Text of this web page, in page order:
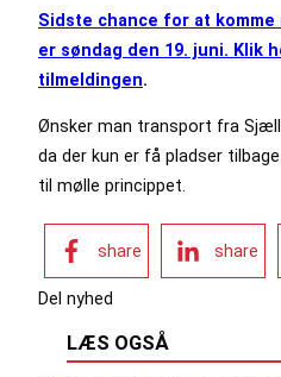
Sidste chance for at komme
er søndag den 19. juni. Klik
tilmeldingen.
Ønsker man transport fra
da der kun er få pladser
til mølle princippet.
share share
Del nyhed
LÆS OGSÅ